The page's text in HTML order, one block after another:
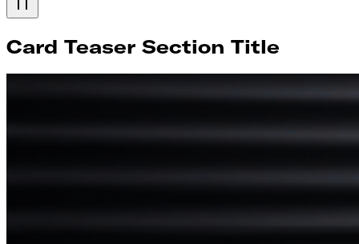
Card Teaser Section Title